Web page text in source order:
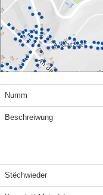
Numm
Beschreiwung
Stëchwieder